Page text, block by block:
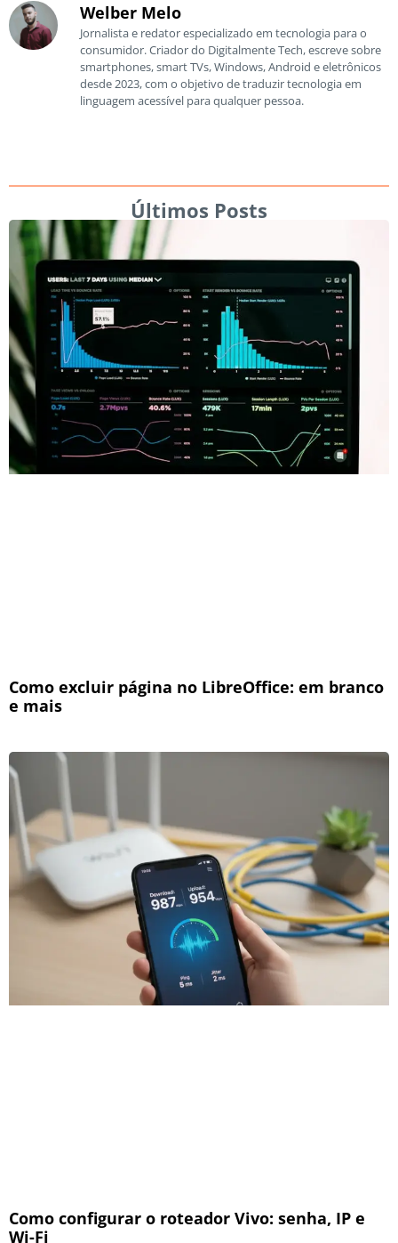
Welber Melo
Jornalista e redator especializado em tecnologia para o
consumidor. Criador do Digitalmente Tech, escreve sobre
smartphones, smart TVs, Windows, Android e eletrônicos
desde 2023, com o objetivo de traduzir tecnologia em
linguagem acessível para qualquer pessoa.
Últimos Posts
Como excluir página no LibreOffice: em branco
e mais
Como configurar o roteador Vivo: senha, IP e
Wi-Fi